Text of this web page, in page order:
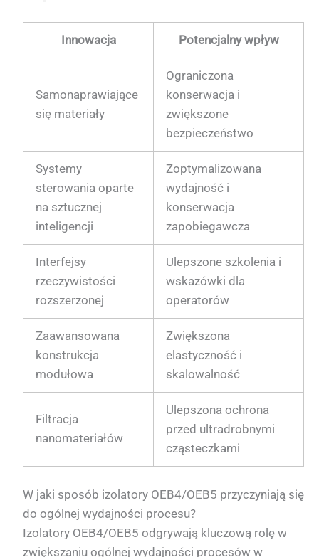
Innowacja Potencjalny wpływ
Samonaprawiające
się materiały
Ograniczona
konserwacja i
zwiększone
bezpieczeństwo
Systemy
sterowania oparte
na sztucznej
inteligencji
Zoptymalizowana
wydajność i
konserwacja
zapobiegawcza
Interfejsy
rzeczywistości
rozszerzonej
Ulepszone szkolenia i
wskazówki dla
operatorów
Zaawansowana
konstrukcja
modułowa
Zwiększona
elastyczność i
skalowalność
Filtracja
nanomateriałów
Ulepszona ochrona
przed ultradrobnymi
cząsteczkami
W jaki sposób izolatory OEB4/OEB5 przyczyniają się
do ogólnej wydajności procesu?
Izolatory OEB4/OEB5 odgrywają kluczową rolę w
zwiększaniu ogólnej wydajności procesów w